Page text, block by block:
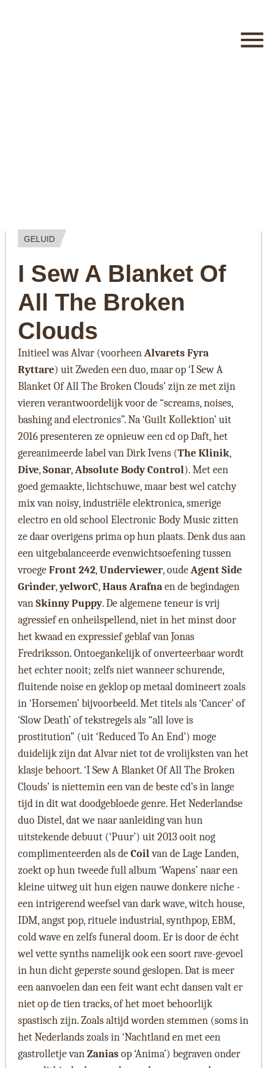
GELUID
I Sew A Blanket Of
All The Broken
Clouds
Initieel was Alvar (voorheenAlvarets Fyra
Ryttare) uit Zweden een duo, maar op ‘I Sew A
Blanket Of All The Broken Clouds’ zijn ze met zijn
vieren verantwoordelijk voor de “screams, noises,
bashing and electronics”. Na ‘Guilt Kollektion’ uit
2016 presenteren ze opnieuw een cd op Daft, het
gereanimeerde label van Dirk Ivens (The Klinik,
Dive,Sonar,Absolute Body Control). Met een
goed gemaakte, lichtschuwe, maar best wel catchy
mix van noisy, industriële elektronica, smerige
electro en old school Electronic Body Music zitten
ze daar overigens prima op hun plaats. Denk dus aan
een uitgebalanceerde evenwichtsoefening tussen
vroegeFront 242,Underviewer, oudeAgent Side
Grinder,yelworC,Haus Arafnaen de begindagen
vanSkinny Puppy. De algemene teneur is vrij
agressief en onheilspellend, niet in het minst door
het kwaad en expressief geblaf van Jonas
Fredriksson. Ontoegankelijk of onverteerbaar wordt
het echter nooit; zelfs niet wanneer schurende,
fluitende noise en geklop op metaal domineert zoals
in ‘Horsemen’ bijvoorbeeld. Met titels als ‘Cancer’ of
‘Slow Death’ of tekstregels als “all love is
prostitution” (uit ‘Reduced To An End’) moge
duidelijk zijn dat Alvar niet tot de vrolijksten van het
klasje behoort. ‘I Sew A Blanket Of All The Broken
Clouds’ is niettemin een van de beste cd’s in lange
tijd in dit wat doodgebloede genre. Het Nederlandse
duo Distel, dat we naar aanleiding van hun
uitstekende debuut (‘Puur’) uit 2013 ooit nog
complimenteerden als deCoilvan de Lage Landen,
zoekt op hun tweede full album ‘Wapens’ naar een
kleine uitweg uit hun eigen nauwe donkere niche -
een intrigerend weefsel van dark wave, witch house,
IDM, angst pop, rituele industrial, synthpop, EBM,
cold wave en zelfs funeral doom. Er is door de écht
wel vette synths namelijk ook een soort rave-gevoel
in hun dicht geperste sound geslopen. Dat is meer
een aanvoelen dan een feit want echt dansen valt er
niet op de tien tracks, of het moet behoorlijk
spastisch zijn. Zoals altijd worden stemmen (soms in
het Nederlands zoals in ‘Nachtland en met een
gastrolletje vanZaniasop ‘Anima’) begraven onder